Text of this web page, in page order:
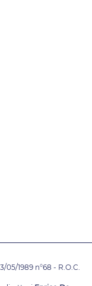
1989 n°68 - R.O.C.